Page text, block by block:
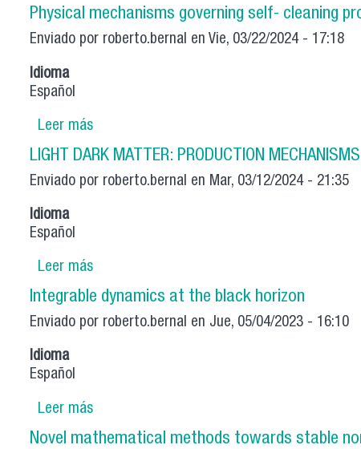
Physical mechanisms governing self- cleaning
Enviado por roberto.bernal en Vie, 03/22/2024 - 17:18
Idioma
Español
Leer mássobre Physical mechanisms governing self-
LIGHT DARK MATTER: PRODUCTION
Enviado por roberto.bernal en Mar, 03/12/2024 - 21:35
Idioma
Español
Leer mássobre LIGHT DARK MATTER: PRODUCTION
Integrable dynamics at the black horizon
Enviado por roberto.bernal en Jue, 05/04/2023 - 16:10
Idioma
Español
Leer mássobre Integrable dynamics at the black
Novel mathematical methods towards stable